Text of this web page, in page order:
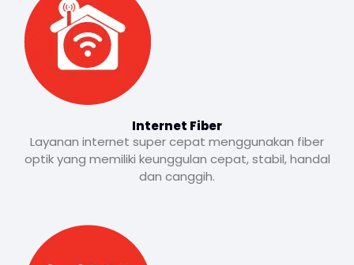
Internet Fiber
Layanan internet super cepat menggunakan fiber
optik yang memiliki keunggulan cepat, stabil, handal
dan canggih.